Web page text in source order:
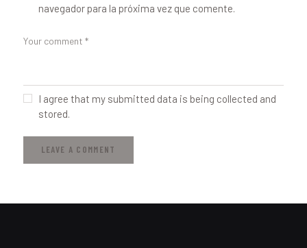
navegador para la próxima vez que comente.
I agree that my submitted data is being collected and
stored.